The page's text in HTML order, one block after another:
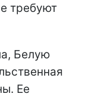
требуют
Белую
Ее